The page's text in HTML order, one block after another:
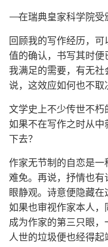
——在瑞典皇家科学院
回顾我的写作经历，
值的确认，书写其时便
我满足的需要，有无
说，这效应如何也不取
文学史上不少传世不朽
如果不在写作之时从
下去？
作家无节制的自恋是一
难免。再说，抒情也
眼静观。诗意便隐藏
如果也审视作家本人，
成为作家的第三只眼
人世的垃圾便也经得